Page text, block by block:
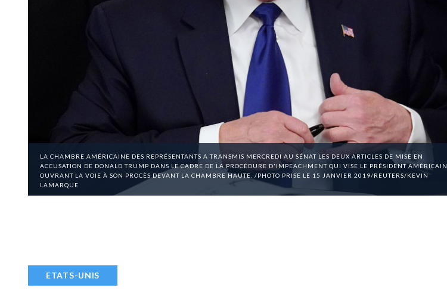
LA CHAMBRE AMÉRICAINE DES REPRÉSENTANTS A TRANSMIS MERCREDI AU SÉNAT LES DEUX ARTICLES DE MISE EN
ACCUSATION DE DONALD TRUMP DANS LE CADRE DE LA PROCÉDURE D'IMPEACHMENT QUI VISE LE PRÉSIDENT AMÉRICAIN,
OUVRANT LA VOIE À SON PROCÈS DEVANT LA CHAMBRE HAUTE. /PHOTO PRISE LE 15 JANVIER 2019/REUTERS/KEVIN
LAMARQUE
ETATS-UNIS